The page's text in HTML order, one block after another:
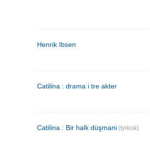
Henrik Ibsen
Catilina : drama i tre akter
Catilina : Bir halk düşmani (tyrkisk)